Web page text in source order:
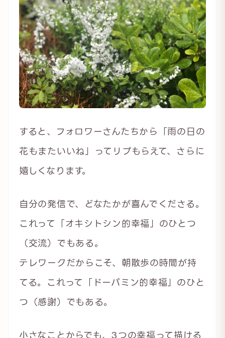
すると、フォロワーさんたちから「雨の日の
花もまたいいね」ってリプもらえて、さらに
嬉しくなります。
自分の発信で、どなたかが喜んでくださる。
これって「オキシトシン的幸福」のひとつ
（交流）でもある。
テレワークだからこそ、朝散歩の時間が持
てる。これって「ドーパミン的幸福」のひと
つ（感謝）でもある。
小さなことからでも、3つの幸福って描ける